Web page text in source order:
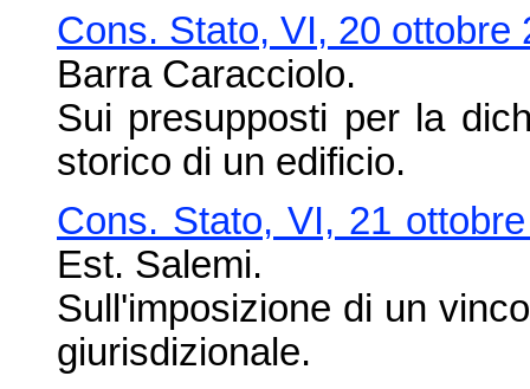
Cons. Stato, VI, 20 ottobre
Barra Caracciolo.
Sui presupposti per la
storico di un edificio.
Cons. Stato, VI, 21
Est. Salemi.
Sull'imposizione di un
giurisdizionale.